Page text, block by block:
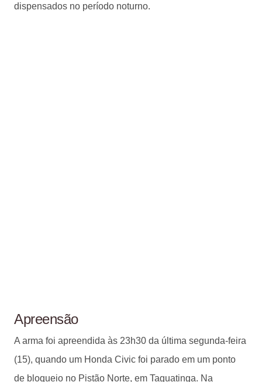
dispensados no período noturno.
Apreensão
A arma foi apreendida às 23h30 da última segunda-feira
(15), quando um Honda Civic foi parado em um ponto
de bloqueio no Pistão Norte, em Taguatinga. Na